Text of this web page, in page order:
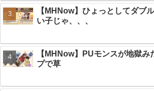
【MHNow】ひょっとしてダブ
い子じゃ、、、
【MHNow】PUモンスが地獄み
プで草